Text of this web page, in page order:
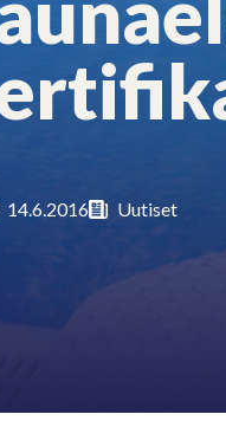
14.6.2016 Uutiset